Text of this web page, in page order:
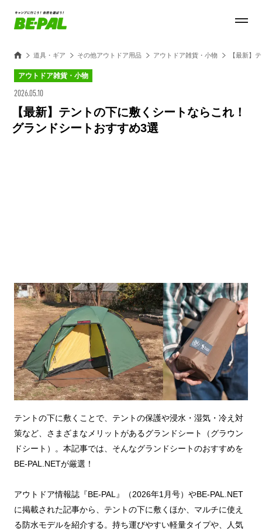
道具・ギア その他アウトドア用品 アウトドア雑貨・小物 【最新】
アウトドア雑貨・小物
2026.05.10
【最新】テントの下に敷くシートならこれ！
グランドシートおすすめ3選
テントの下に敷くことで、テントの保護や浸水・湿気・冷え対
策など、さまざまなメリットがあるグランドシート（グラウン
ドシート）。本記事では、そんなグランドシートのおすすめを
BE-PAL.NETが厳選！
アウトドア情報誌『BE-PAL』（2026年1月号）やBE-PAL.NET
に掲載された記事から、テントの下に敷くほか、マルチに使え
る防水モデルを紹介する。持ち運びやすい軽量タイプや、人気